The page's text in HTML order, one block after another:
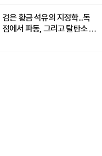
검은 황금 석유의 지정학...독
점에서 파동, 그리고 탈탄소 패